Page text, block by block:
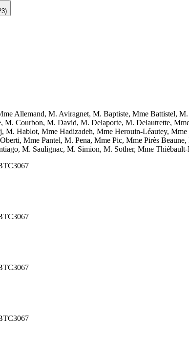
)
Allemand, M. Aviragnet, M. Baptiste, Mme Battistel,
M. Courbon, M. David, M. Delaporte, M. Delautrette,
M. Hablot, Mme Hadizadeh, Mme Herouin-Léautey,
Mme Pantel, M. Pena, Mme Pic, Mme Pirès
M. Saulignac, M. Simion, M. Sother, Mme